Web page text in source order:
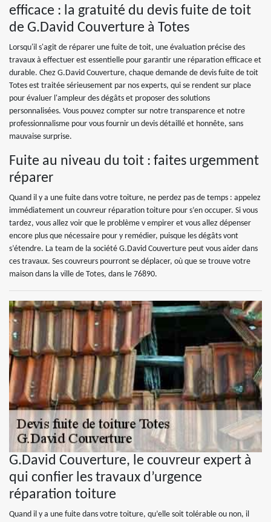
efficace : la gratuité du devis fuite de toit
de G.David Couverture à Totes
Lorsqu'il s'agit de réparer une fuite de toit, une évaluation précise des
travaux à effectuer est essentielle pour garantir une réparation efficace et
durable. Chez G.David Couverture, chaque demande de devis fuite de toit
Totes est traitée sérieusement par nos experts, qui se rendent sur place
pour évaluer l'ampleur des dégâts et proposer des solutions
personnalisées. Vous pouvez compter sur notre transparence et notre
professionnalisme pour vous fournir un devis détaillé et honnête, sans
mauvaise surprise.
Fuite au niveau du toit : faites urgemment
réparer
Quand il y a une fuite dans votre toiture, ne perdez pas de temps : appelez
immédiatement un couvreur réparation toiture pour s’en occuper. Si vous
tardez, vous allez voir que le problème v empirer et vous allez dépenser
encore plus que nécessaire pour y remédier, puisque les dégâts vont
s’étendre. La team de la société G.David Couverture peut vous aider dans
ces travaux. Ses couvreurs pourront se déplacer, où que se trouve votre
maison dans la ville de Totes, dans le 76890.
G.David Couverture, le couvreur expert à
qui confier les travaux d’urgence
réparation toiture
Quand il y a une fuite dans votre toiture, qu’elle soit tolérable ou non, il